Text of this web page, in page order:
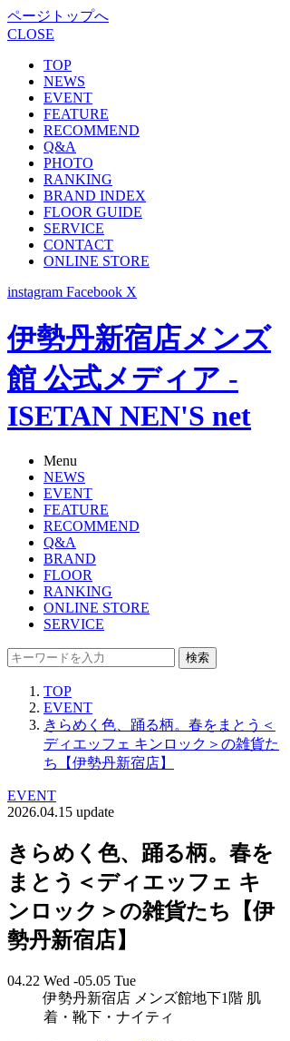
ページトップへ
CLOSE
TOP
NEWS
EVENT
FEATURE
RECOMMEND
Q&A
PHOTO
RANKING
BRAND INDEX
FLOOR GUIDE
SERVICE
CONTACT
ONLINE STORE
instagram Facebook X
伊勢丹新宿店メンズ
館 公式メディア -
ISETAN NEN'S net
Menu
NEWS
EVENT
FEATURE
RECOMMEND
Q&A
BRAND
FLOOR
RANKING
ONLINE STORE
SERVICE
検索
TOP
EVENT
きらめく色、踊る柄。春をまとう＜
ディエッフェ キンロック＞の雑貨た
ち【伊勢丹新宿店】
EVENT
2026.04.15 update
きらめく色、踊る柄。春を
まとう＜ディエッフェ キ
ンロック＞の雑貨たち【伊
勢丹新宿店】
04.22 Wed -05.05 Tue
伊勢丹新宿店 メンズ館地下1階 肌
着・靴下・ナイティ